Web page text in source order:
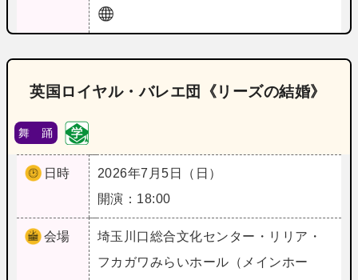
英国ロイヤル・バレエ団《リーズの結婚》
舞 踊
日時
2026年7月5日（日）
開演：18:00
会場 埼玉 川口総合文化センター・リリア・
フカガワみらいホール（メインホー